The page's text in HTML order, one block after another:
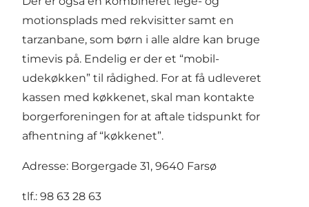
motionsplads med rekvisitter samt en
tarzanbane, som børn i alle aldre kan bruge
timevis på. Endelig er der et “mobil-
udekøkken” til rådighed. For at få udleveret
kassen med køkkenet, skal man kontakte
borgerforeningen for at aftale tidspunkt for
afhentning af “køkkenet”.
Adresse: Borgergade 31, 9640 Farsø
tlf.: 98 63 28 63